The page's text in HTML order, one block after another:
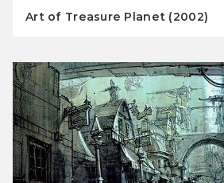
Art of Treasure Planet (2002)